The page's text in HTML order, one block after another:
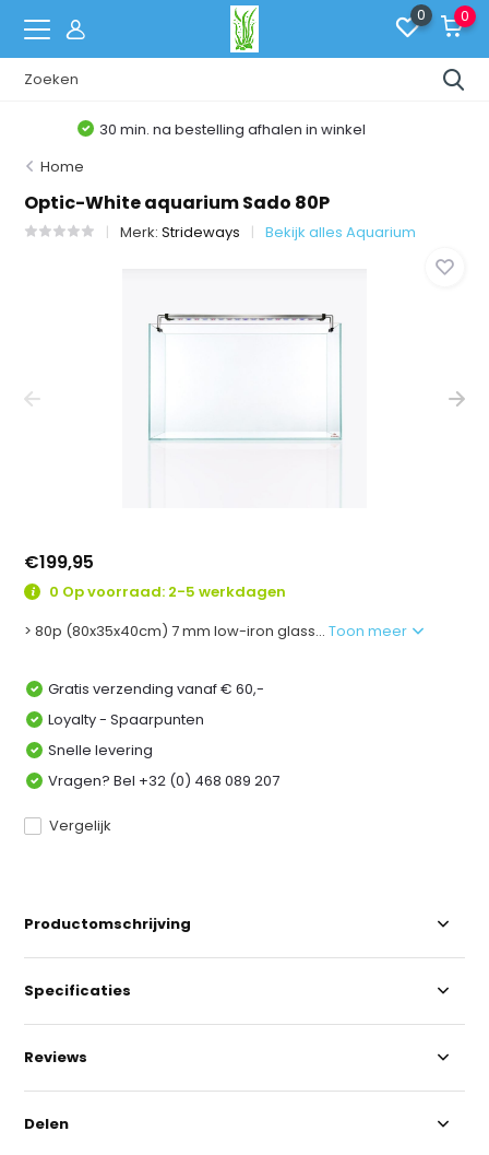
0 0
Belgische Webshop
Home
Optic-White aquarium Sado 80P
Merk:Strideways Bekijk alles Aquarium
€199,95
0 Op voorraad: 2-5 werkdagen
> 80p (80x35x40cm) 7 mm low-iron glass...Toon meer
Gratis verzending vanaf € 60,-
Loyalty - Spaarpunten
Snelle levering
Vragen? Bel +32 (0) 468 089 207
Vergelijk
Productomschrijving
Specificaties
Reviews
Delen